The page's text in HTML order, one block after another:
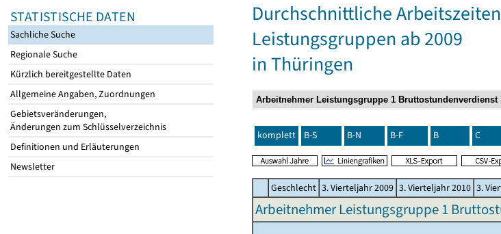
STATISTISCHE DATEN
Sachliche Suche
Regionale Suche
Kürzlich bereitgestellte Daten
Allgemeine Angaben, Zuordnungen
Gebietsveränderungen,
Änderungen zum Schlüsselverzeichnis
Definitionen und Erläuterungen
Newsletter
Durchschnittliche
Leistungsgruppen ab 2009
in Thüringen
komplett B-S B-N B-F B C
Geschlecht 3. Vierteljahr 2009 3. Vierteljahr 2010 3.
Arbeitnehmer Leistungsgruppe 1